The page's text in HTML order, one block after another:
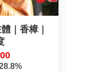
｜香樟｜